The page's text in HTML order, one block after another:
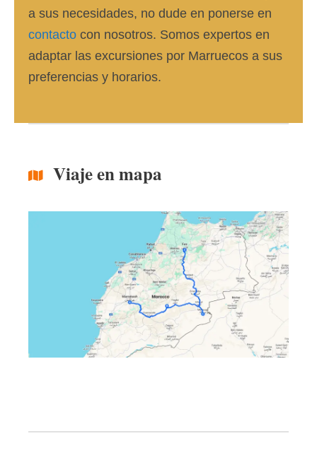
a sus necesidades, no dude en ponerse en
contacto con nosotros. Somos expertos en
adaptar las excursiones por Marruecos a sus
preferencias y horarios.
Viaje en mapa